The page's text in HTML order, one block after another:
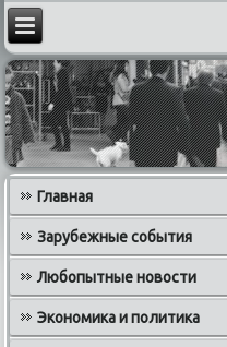
Главная
Зарубежные события
Любопытные новости
Экономика и политика